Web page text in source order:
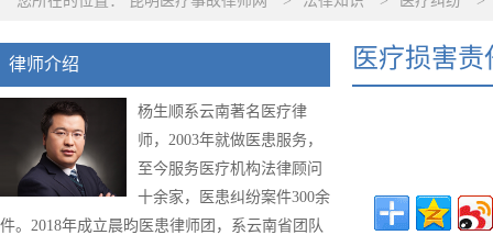
律师介绍
杨生顺系云南著名医疗律
师，2003年就做医患服务，
至今服务医疗机构法律顾问
十余家，医患纠纷案件300余
件。2018年成立晨昀医患律师团，系云南省团队
医疗损害责